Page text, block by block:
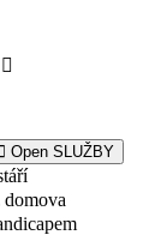
Open SLUŽBY